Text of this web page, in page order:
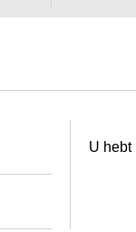
U hebt